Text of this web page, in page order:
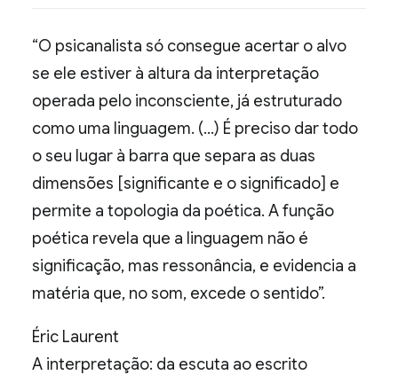
“O psicanalista só consegue acertar o alvo
se ele estiver à altura da interpretação
operada pelo inconsciente, já estruturado
como uma linguagem. (…) É preciso dar todo
o seu lugar à barra que separa as duas
dimensões [significante e o significado] e
permite a topologia da poética. A função
poética revela que a linguagem não é
significação, mas ressonância, e evidencia a
matéria que, no som, excede o sentido”.
Éric Laurent
A interpretação: da escuta ao escrito